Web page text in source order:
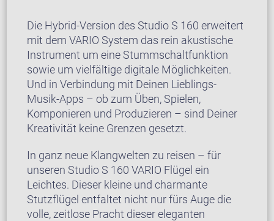
Die Hybrid-Version des Studio S 160 erweitert
mit dem VARIO System das rein akustische
Instrument um eine Stummschaltfunktion
sowie um vielfältige digitale Möglichkeiten.
Und in Verbindung mit Deinen Lieblings-
Musik-Apps – ob zum Üben, Spielen,
Komponieren und Produzieren – sind Deiner
Kreativität keine Grenzen gesetzt.
In ganz neue Klangwelten zu reisen – für
unseren Studio S 160 VARIO Flügel ein
Leichtes. Dieser kleine und charmante
Stutzflügel entfaltet nicht nur fürs Auge die
volle, zeitlose Pracht dieser eleganten